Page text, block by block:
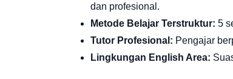
dan profesional.
Metode Belajar Terstruktur: 5
Tutor Profesional: Pengajar
Lingkungan English Area: